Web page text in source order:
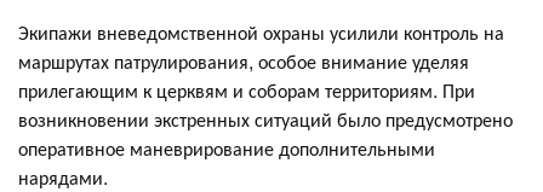
Экипажи вневедомственной охраны усилили контроль на
маршрутах патрулирования, особое внимание уделяя
прилегающим к церквям и соборам территориям. При
возникновении экстренных ситуаций было предусмотрено
оперативное маневрирование дополнительными
нарядами.